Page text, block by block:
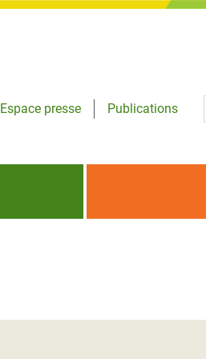
Espace presse
Publications